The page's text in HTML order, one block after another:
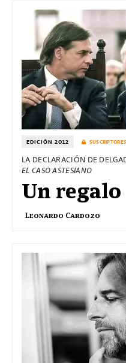
EDICIÓN 2012 SUSCRIPTORES
LA DECLARACIÓN DE
EL CASO ASTESIANO
Un regalo
Leonardo Cardozo